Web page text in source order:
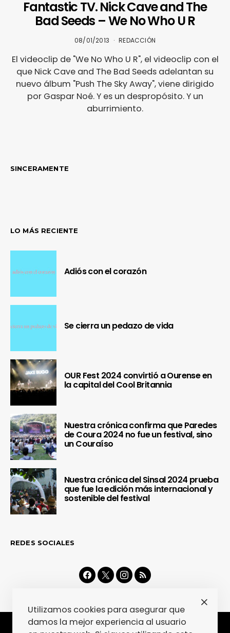
Fantastic TV. Nick Cave and The
Bad Seeds – We No Who U R
08/01/2013 REDACCIÓN
El videoclip de "We No Who U R", el videoclip con el
que Nick Cave and The Bad Seeds adelantan su
nuevo álbum "Push The Sky Away", viene dirigido
por Gaspar Noé. Y es un despropósito. Y un
aburrimiento.
SINCERAMENTE
LO MÁS RECIENTE
Adiós con el corazón
Se cierra un pedazo de vida
OUR Fest 2024 convirtió a Ourense en
la capital del Cool Britannia
Nuestra crónica confirma que Paredes
de Coura 2024 no fue un festival, sino
un Couraíso
Nuestra crónica del Sinsal 2024 prueba
que fue la edición más internacional y
sostenible del festival
REDES SOCIALES
Utilizamos cookies para asegurar que
damos la mejor experiencia al usuario